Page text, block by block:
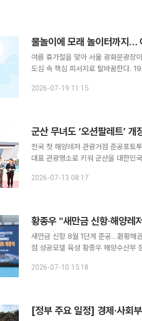
물놀이에 모래 놀이터까지…
여름 휴가철을 맞아 서울 광화문광장
도심 속 핵심 피서지로 탈바꿈한다. 19일 서울시는 '광화문광장 여름 상상놀이터'를 '2026 서울썸
명량·한글·터널분수 등 3곳에서 바닥
2026-07-19 11:15
군산 무녀도 ‘오션팔레트’
전국 첫 해양레저 관광거점 준공포토투어 이벤트로 체
대표 관광명소로 키워 군산을 대한민국 체
산시는 지난 10일 무녀도에서 오션
2026-07-13 08:17
황종우 "새만금 신항·해양
새만금 신항 8월 1단계 준공…환황해
점 성공모델 육성 황종우 해양수산부 장관이 전북 군산을 찾아 새만금 신항 개발사업과 국내 첫 해
나섰다. 새만금 신항의 차질 없는 조
2026-07-10 15:18
[정부 주요 일정] 경제·사